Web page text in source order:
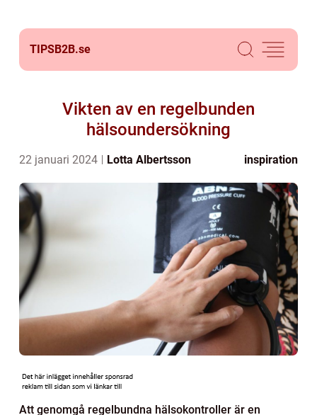
TIPSB2B.se
Vikten av en regelbunden
hälsoundersökning
22 januari 2024 Lotta Albertsson inspiration
Att genomgå regelbundna hälsokontroller är en